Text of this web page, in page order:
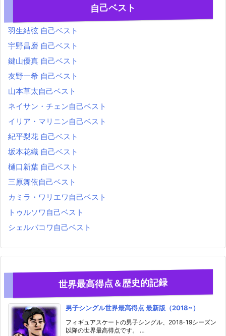
自己ベスト
羽生結弦 自己ベスト
宇野昌磨 自己ベスト
鍵山優真 自己ベスト
友野一希 自己ベスト
山本草太自己ベスト
ネイサン・チェン自己ベスト
イリア・マリニン自己ベスト
紀平梨花 自己ベスト
坂本花織 自己ベスト
樋口新葉 自己ベスト
三原舞依自己ベスト
カミラ・ワリエワ自己ベスト
トゥルソワ自己ベスト
シェルバコワ自己ベスト
世界最高得点＆歴史的記録
男子シングル世界最高得点 最新版（2018~）
フィギュアスケートの男子シングル、2018-19シーズン
以降の世界最高得点です。 …